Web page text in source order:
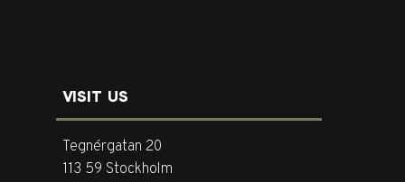
VISIT US
Tegnérgatan 20
113 59 Stockholm